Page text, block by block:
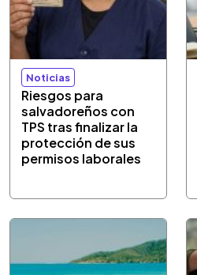
Noticias
Riesgos para
salvadoreños con
TPS tras finalizar la
protección de sus
permisos laborales